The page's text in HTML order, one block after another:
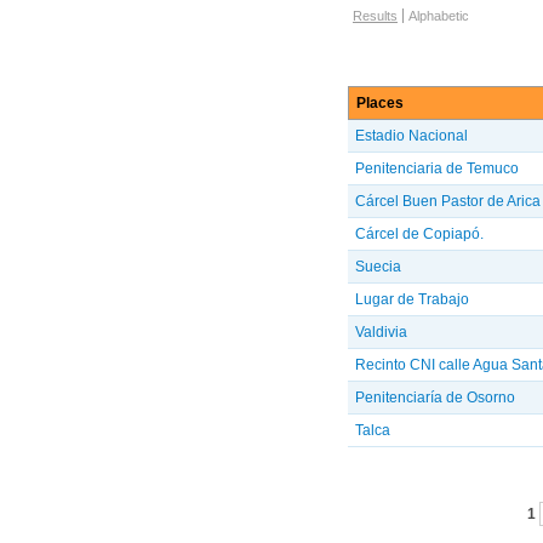
Browse options
Results Alphabetic
Places
Estadio Nacional
Penitenciaria de Temuco
Cárcel Buen Pastor de Arica
Cárcel de Copiapó.
Suecia
Lugar de Trabajo
Valdivia
Recinto CNI calle Agua
Penitenciaría de Osorno
Talca
1